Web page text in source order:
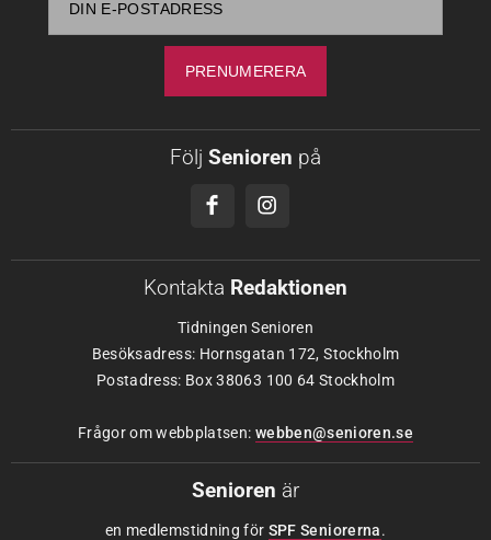
Följ Senioren på
Kontakta Redaktionen
Tidningen Senioren
Besöksadress: Hornsgatan 172, Stockholm
Postadress: Box 38063 100 64 Stockholm
Frågor om webbplatsen: webben@senioren.se
Senioren är
en medlemstidning för SPF Seniorerna.